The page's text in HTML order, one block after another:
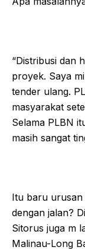
“Distribusi dan
proyek. Saya
tender ulang.
masyarakat
Selama PLBN
masih sangat
Itu baru urusan
dengan jalan?
Sitorus juga m
Malinau-Long